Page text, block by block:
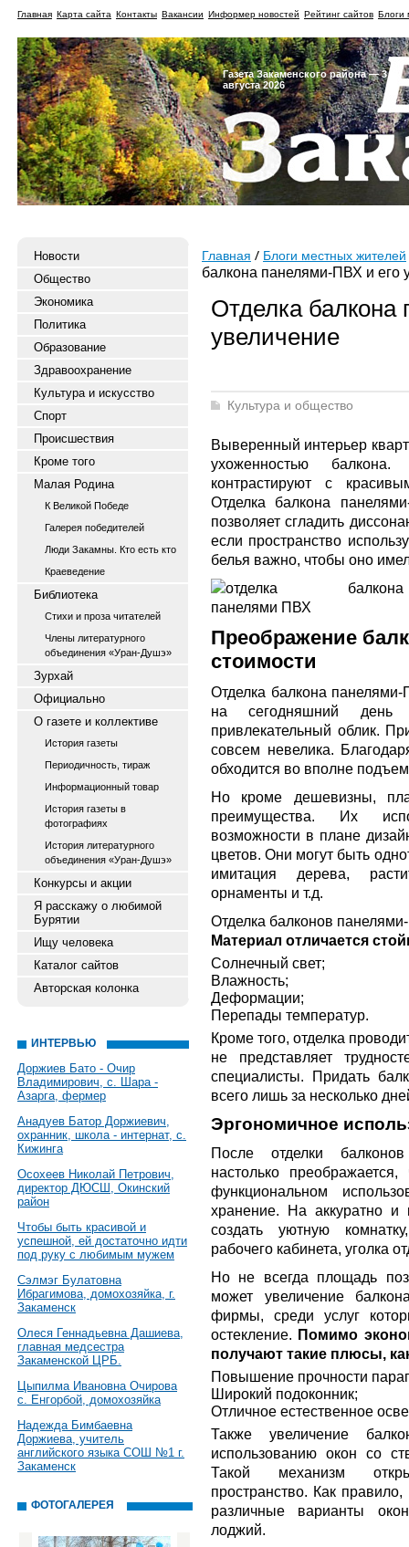
Главная Карта сайта Контакты Вакансии Информер новостей Рейтинг сайтов Блоги
Газета Закаменского района — 3
августа 2026
Новости
Общество
Экономика
Политика
Образование
Здравоохранение
Культура и искусство
Спорт
Происшествия
Кроме того
Малая Родина
К Великой Победе
Галерея победителей
Люди Закамны. Кто есть кто
Краеведение
Библиотека
Стихи и проза читателей
Члены литературного
объединения «Уран-Душэ»
Зурхай
Официально
О газете и коллективе
История газеты
Периодичность, тираж
Информационный товар
История газеты в
фотографиях
История литературного
объединения «Уран-Душэ»
Конкурсы и акции
Я расскажу о любимой
Бурятии
Ищу человека
Каталог сайтов
Авторская колонка
ИНТЕРВЬЮ
Доржиев Бато - Очир
Владимирович, с. Шара -
Азарга, фермер
Анадуев Батор Доржиевич,
охранник, школа - интернат, с.
Кижинга
Осохеев Николай Петрович,
директор ДЮСШ, Окинский
район
Чтобы быть красивой и
успешной, ей достаточно идти
под руку с любимым мужем
Сэлмэг Булатовна
Ибрагимова, домохозяйка, г.
Закаменск
Олеся Геннадьевна Дашиева,
главная медсестра
Закаменской ЦРБ.
Цыпилма Ивановна Очирова
с. Енгорбой, домохозяйка
Надежда Бимбаевна
Доржиева, учитель
английского языка СОШ №1 г.
Закаменск
ФОТОГАЛЕРЕЯ
Главная Блоги местных жителей
балкона панелями-ПВХ и его
Отделка
увеличение
Культура и общество
Выверенный интерьер
ухоженностью
контрастируют с
Отделка балкона
позволяет сгладить
если пространство
белья важно, чтобы оно
Преображение
стоимости
Отделка балкона
на сегодняшний день
привлекательный облик.
совсем невелика.
обходится во вполне
Но кроме дешевизны,
преимущества. Их
возможности в плане
цветов. Они могут быть
имитация дерева,
орнаменты и т.д.
Отделка балконов
Материал отличается
Солнечный свет;
Влажность;
Деформации;
Перепады температур.
Кроме того, отделка
не представляет
специалисты. Придать
всего лишь за несколько
Эргономичное
После отделки
настолько
функциональном
хранение. На аккуратно и
создать уютную
рабочего кабинета, уголка
Но не всегда площадь
может увеличение
фирмы, среди услуг
остекление. Помимо
получают такие плюсы,
Повышение прочности
Широкий подоконник;
Отличное естественное
Также увеличение
использованию окон со
Такой механизм
пространство. Как
различные варианты
лоджий.